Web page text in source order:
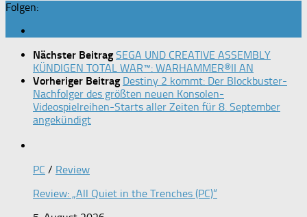
Folgen:
Nächster Beitrag SEGA UND CREATIVE ASSEMBLY
KÜNDIGEN TOTAL WAR™: WARHAMMER®II AN
Vorheriger Beitrag Destiny 2 kommt: Der Blockbuster-
Nachfolger des größten neuen Konsolen-
Videospielreihen-Starts aller Zeiten für 8. September
angekündigt
PC / Review
Review: „All Quiet in the Trenches (PC)“